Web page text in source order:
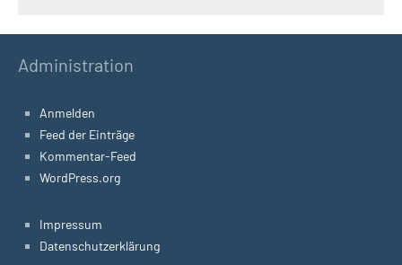
Administration
Anmelden
Feed der Einträge
Kommentar-Feed
WordPress.org
Impressum
Datenschutzerklärung